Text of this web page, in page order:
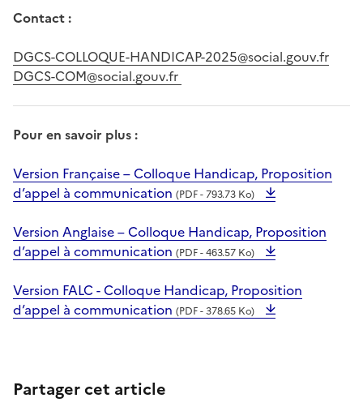
Contact :
DGCS-COLLOQUE-HANDICAP-2025@social.gouv.fr
DGCS-COM@social.gouv.fr
Pour en savoir plus :
Version Française – Colloque Handicap, Proposition
d’appel à communication (PDF - 793.73 Ko)
Version Anglaise – Colloque Handicap, Proposition
d’appel à communication (PDF - 463.57 Ko)
Version FALC - Colloque Handicap, Proposition
d’appel à communication (PDF - 378.65 Ko)
Partager cet article